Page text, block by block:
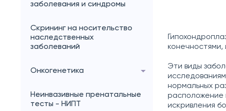
заболевания и синдромы
Скрининг на носительство
наследственных
заболеваний
Онкогенетика
Неинвазивные пренатальные
тесты - НИПТ
Эти виды
нормальных
расположение
искривления